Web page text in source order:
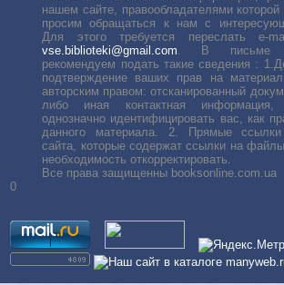
нашем сайте, правообладателями которой
просим обращаться к нам с
Для этого требуется переслать е-
vse.biblioteki@gmail.com . В письме
рекомендуем подать такие сведения :
подтверждение ваших прав на
авторским правом: отсканированный
либо иная контактная информация,
однозначно идентифицировать вас, как
данного материала. 2. Прямые
сайта, которые содержат ссылки на
необходимость откорректировать.
Все права защищенны booksonline.com.ua
0